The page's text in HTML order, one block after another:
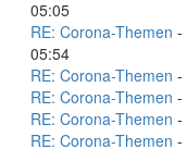
05:05
RE: Corona-Themen -
05:54
RE: Corona-Themen -
RE: Corona-Themen -
RE: Corona-Themen -
RE: Corona-Themen -